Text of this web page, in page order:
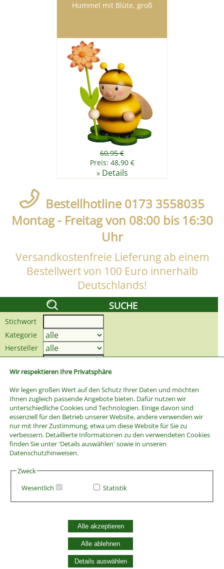
Wir respektieren Ihre Privatsphäre
Wir legen großen Wert auf den Schutz Ihrer Daten und möchten
Ihnen zugleich passende Angebote bieten. Dafür nutzen wir
unterschiedliche Cookies und Technologien. Einige davon sind
essenziell für den Betrieb unserer Website, andere verwenden wir
nur mit Ihrer Zustimmung, etwa um diese Website für Sie zu
verbessern. Detaillierte Informationen zu den verwendeten Cookies
finden Sie unter 'Details auswählen' sowie in unseren
Datenschutzhinweisen.
Zweck
Wesentlich
Statistik
Alle akzeptieren
Alle ablehnen
Details auswählen
Hummel mit Blüte, groß
60,95 €
Preis: 48,90 €
» Details
Bestellhotline 0173 3558035
Montag - Freitag von 08:00 bis 16:30
Uhr
Versandkostenfreie Lieferung ab einem
Bestellwert von 100 Euro innerhalb
Deutschlands!
SUCHE
Stichwort
Kategorie
Hersteller
Widerrufsbelehrung
Vertrag widerrufen
Datenschutzerklärung
Zahlung und Versand
Batterieentsorgung